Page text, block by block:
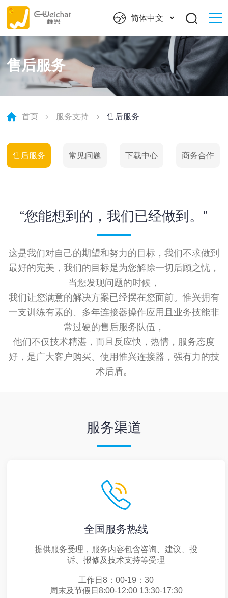
简体中文
售后服务
首页 服务支持 售后服务
售后服务 常见问题 下载中心 商务合作
“您能想到的，我们已经做到。”
这是我们对自己的期望和努力的目标，我们不求做到
最好的完美，我们的目标是为您解除一切后顾之忧，
当您发现问题的时候，
我们让您满意的解决方案已经摆在您面前。惟兴拥有
一支训练有素的、多年连接器操作应用且业务技能非
常过硬的售后服务队伍，
他们不仅技术精湛，而且反应快，热情，服务态度
好，是广大客户购买、使用惟兴连接器，强有力的技
术后盾。
服务渠道
全国服务热线
提供服务受理，服务内容包含咨询、建议、投
诉、报修及技术支持等受理
工作日8：00-19：30
周末及节假日8:00-12:00 13:30-17:30